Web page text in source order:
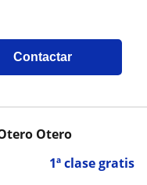
Contactar
1ª clase gratis
Otero